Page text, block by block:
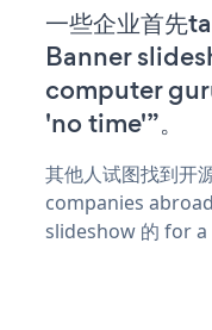
一些企业首先
Banner
computer
'no time'”。
其他人试图找到开
companies
slideshow 的 for a